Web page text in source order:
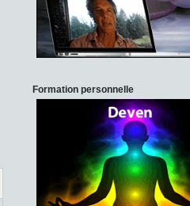
Formation personnelle